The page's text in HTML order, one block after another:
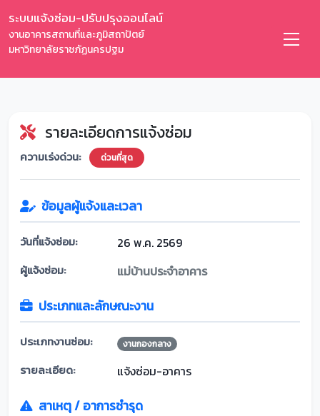
ระบบแจ้งซ่อม-ปรับปรุงออนไลน์
งานอาคารสถานที่และภูมิสถาปัตย์
มหาวิทยาลัยราชภัฏนครปฐม
รายละเอียดการแจ้งซ่อม
ความเร่งด่วน: ด่วนที่สุด
ข้อมูลผู้แจ้งและเวลา
วันที่แจ้งซ่อม: 26 พ.ค. 2569
ผู้แจ้งซ่อม: แม่บ้านประจำอาคาร
ประเภทและลักษณะงาน
ประเภทงานซ่อม: งานกองกลาง
รายละเอียด: แจ้งซ่อม-อาคาร
สาเหตุ / อาการชำรุด